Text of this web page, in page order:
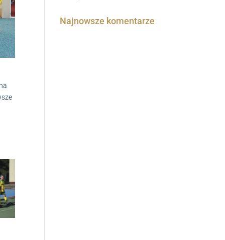
Najnowsze komentarze